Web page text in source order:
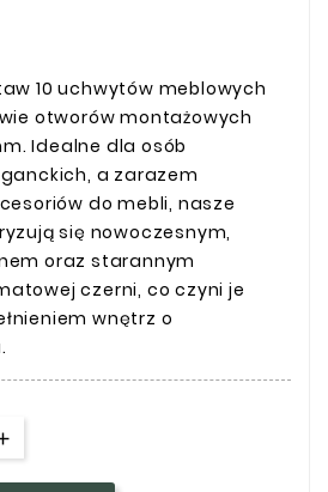
10 uchwytów meblowych
otworów montażowych
Idealne dla osób
a zarazem
do mebli, nasze
się nowoczesnym,
oraz starannym
czerni, co czyni je
wnętrz o